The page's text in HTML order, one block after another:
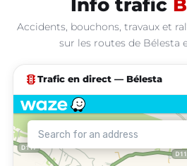
Accidents, bouchons, travaux et
sur les routes de Bélesta
traffic Trafic en direct — Bélesta